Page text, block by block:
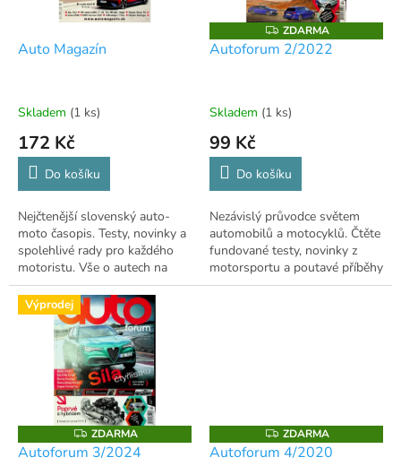
dAuto Magazín
Skladem (1 ks)
172 Kč
Do košíku
Nejčtenější slovenský auto-
moto časopis. Testy, novinky a
spolehlivé rady pro každého
motoristu. Vše o autech na
jednom místě.
Z
D
A
ZDARMA
Autoforum 2/2022
Skladem (1 ks)
99 Kč
Do košíku
Nezávislý průvodce světem
automobilů a motocyklů. Čtěte
fundované testy, novinky z
motorsportu a poutavé příběhy
z historie! 🚗
Výprodej
Z
D
A
ZDARMA
Autoforum 3/2024
Z
D
A
ZDARMA
Autoforum 4/2020